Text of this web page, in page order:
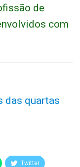
de
com
das quartas
Twitter